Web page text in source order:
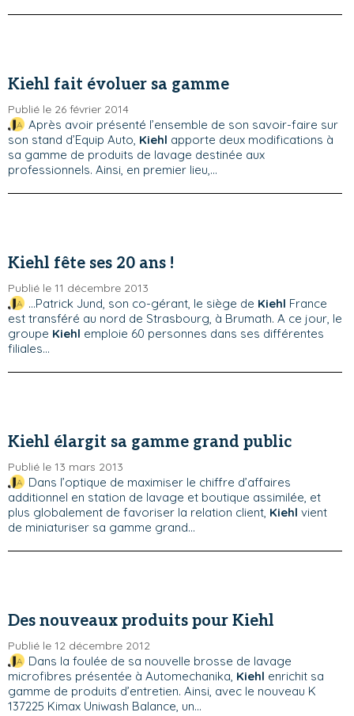
Kiehl fait évoluer sa gamme
Publié le 26 février 2014
Après avoir présenté l’ensemble de son savoir-faire sur
son stand d’Equip Auto, Kiehl apporte deux modifications à
sa gamme de produits de lavage destinée aux
professionnels. Ainsi, en premier lieu,...
Kiehl fête ses 20 ans !
Publié le 11 décembre 2013
...Patrick Jund, son co-gérant, le siège de Kiehl France
est transféré au nord de Strasbourg, à Brumath. A ce jour, le
groupe Kiehl emploie 60 personnes dans ses différentes
filiales...
Kiehl élargit sa gamme grand public
Publié le 13 mars 2013
Dans l’optique de maximiser le chiffre d’affaires
additionnel en station de lavage et boutique assimilée, et
plus globalement de favoriser la relation client, Kiehl vient
de miniaturiser sa gamme grand...
Des nouveaux produits pour Kiehl
Publié le 12 décembre 2012
Dans la foulée de sa nouvelle brosse de lavage
microfibres présentée à Automechanika, Kiehl enrichit sa
gamme de produits d’entretien. Ainsi, avec le nouveau K
137225 Kimax Uniwash Balance, un...